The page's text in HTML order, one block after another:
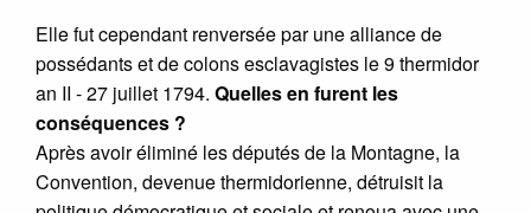
Elle fut cependant renversée par une alliance de
possédants et de colons esclavagistes le 9 thermidor
an II - 27 juillet 1794. Quelles en furent les
conséquences ?
Après avoir éliminé les députés de la Montagne, la
Convention, devenue thermidorienne, détruisit la